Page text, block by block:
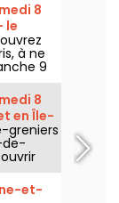
8
le
à ne
9
8
en Île-
end
greniers
de-
pour
perle
et-